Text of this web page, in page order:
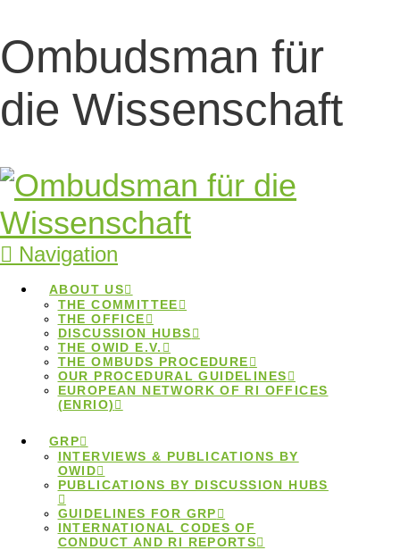
Ombudsman für
die Wissenschaft
Navigation
ABOUT US
THE COMMITTEE
THE OFFICE
DISCUSSION HUBS
THE OWID E.V.
THE OMBUDS PROCEDURE
OUR PROCEDURAL GUIDELINES
EUROPEAN NETWORK OF RI OFFICES
(ENRIO)
GRP
INTERVIEWS & PUBLICATIONS BY
OWID
PUBLICATIONS BY DISCUSSION HUBS
GUIDELINES FOR GRP
INTERNATIONAL CODES OF
CONDUCT AND RI REPORTS
Follow-up
Workshop für
Ombudspersonen:
Plätze frei
Follow-up Workshop für
Ombudspersonen: Plätze frei
Home Beiträge
Follow-up Workshop für
Ombudspersonen: Plätze frei
Follow-up